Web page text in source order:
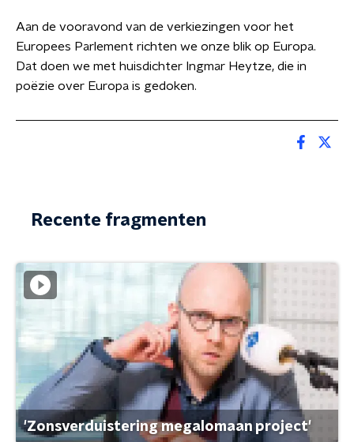
Aan de vooravond van de verkiezingen voor het
Europees Parlement richten we onze blik op Europa.
Dat doen we met huisdichter Ingmar Heytze, die in
poëzie over Europa is gedoken.
Recente fragmenten
'Zonsverduistering megalomaan project'